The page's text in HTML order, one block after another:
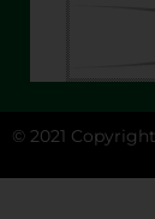
© 2021